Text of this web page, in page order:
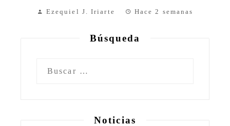
Ezequiel J. Iriarte Hace 2 semanas
Búsqueda
Noticias